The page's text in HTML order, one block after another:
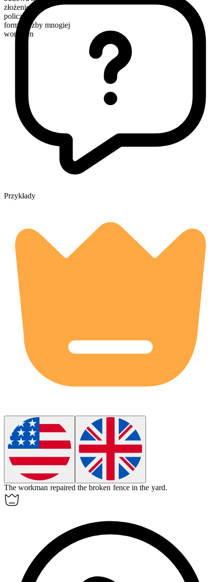
złożenie
policzalny
forma liczby mnogiej
workmen
Przykłady
Theworkman repaired the broken fence in the yard.